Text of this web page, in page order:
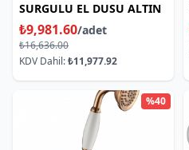
SURGULU EL DUSU ALTIN
₺9,981.60/adet
₺16,636.00
KDV Dahil:₺11,977.92
%40